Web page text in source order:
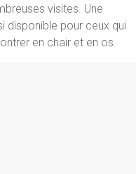
visites. Une
disponible pour ceux qui
en chair et en os.